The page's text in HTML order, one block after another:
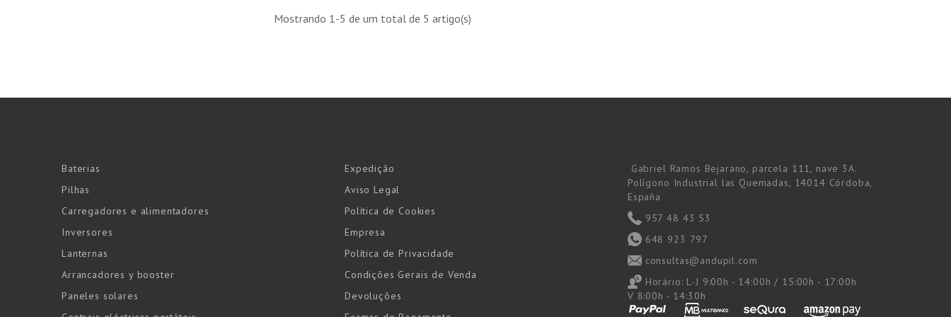
Mostrando 1-5 de um total de 5 artigo(s)
Baterias
Pilhas
Carregadores e alimentadores
Inversores
Lanternas
Arrancadores y booster
Paneles solares
Expedição
Aviso Legal
Política de Cookies
Empresa
Política de Privacidade
Condições Gerais de Venda
Devoluções
Gabriel Ramos Bejarano, parcela 111, nave 3A.
Polígono Industrial las Quemadas, 14014 Córdoba,
España
957 48 43 53
648 923 797
consultas@andupil.com
Horário: L-J 9:00h - 14:00h / 15:00h - 17:00h
V 8:00h - 14:30h